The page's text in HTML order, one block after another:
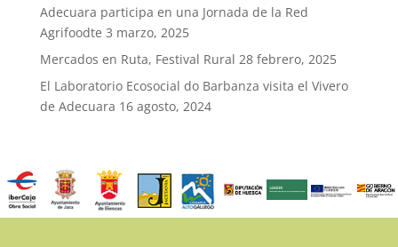
Adecuara participa en una Jornada de la Red
Agrifoodte 3 marzo, 2025
Mercados en Ruta, Festival Rural 28 febrero, 2025
El Laboratorio Ecosocial do Barbanza visita el Vivero
de Adecuara 16 agosto, 2024